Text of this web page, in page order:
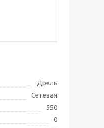
Дрель
Сетевая
550
0